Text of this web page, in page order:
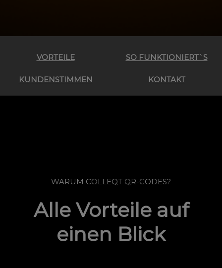
VORTEILE SO FUNKTIONIERT`S
KUNDENSTIMMEN KONTAKT
WARUM COLLEQT QR-CODES?
Alle Vorteile auf
einen Blick